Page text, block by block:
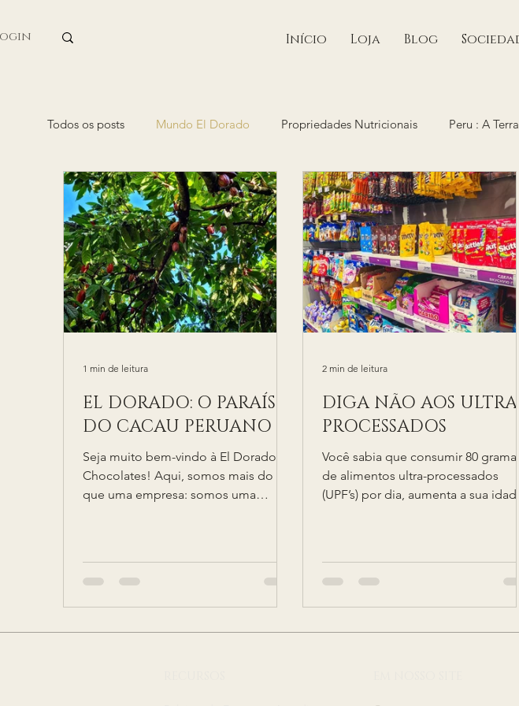
Início Loja Blog
Todos os posts Mundo El Dorado Propriedades Nutricionais Peru : A
EL DORADO: O PARAÍSO
DO CACAU PERUANO
Seja muito bem-vindo à El Dorado
Chocolates! Aqui, somos mais do
que uma empresa: somos uma
1 min de leitura
DIGA NÃO AOS ULTRA-
PROCESSADOS
Você sabia que consumir 80 gramas
de alimentos ultra-processados
(UPF’s) por dia, aumenta a sua idade
2 min de leitura